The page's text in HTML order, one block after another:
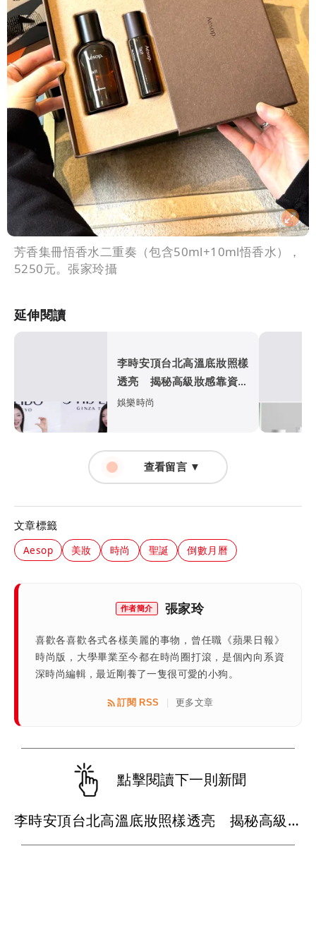
芳香集冊悟香水二重奏（包含50ml+10ml悟香水），
5250元。張家玲攝
延伸閱讀
李時安頂台北高溫底妝照樣
透亮 揭秘高級妝感靠資生
堂這罐
娛樂時尚
查看留言 ▼
文章標籤
Aesop 美妝 時尚 聖誕 倒數月曆
作者簡介 張家玲
喜歡各喜歡各式各樣美麗的事物，曾任職《蘋果日報》
時尚版，大學畢業至今都在時尚圈打滾，是個內向系資
深時尚編輯，最近剛養了一隻很可愛的小狗。
訂閱 RSS 更多文章
點擊閱讀下一則新聞
李時安頂台北高溫底妝照樣透亮 揭秘高級妝感靠資生堂這罐